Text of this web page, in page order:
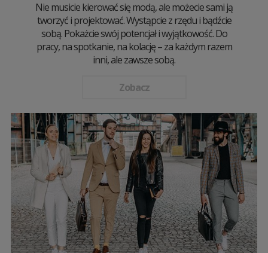
Nie musicie kierować się modą, ale możecie sami ją
tworzyć i projektować. Wystąpcie z rzędu i bądźcie
sobą. Pokażcie swój potencjał i wyjątkowość. Do
pracy, na spotkanie, na kolację – za każdym razem
inni, ale zawsze sobą.
Zobacz